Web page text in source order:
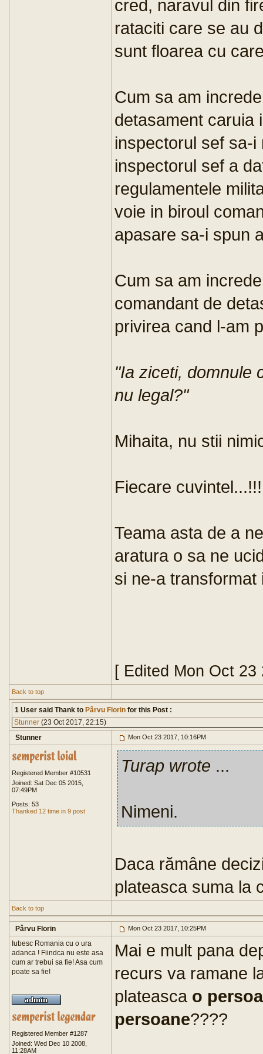
cred, naravul din
rataciti care se au
sunt floarea cu
Cum sa am
detasament caruia
inspectorul sef sa-
inspectorul sef a
regulamentele
voie in biroul
apasare sa-i spun
Cum sa am
comandant de
privirea cand l-am
"Ia ziceti, domnule
nu legal?"
Mihaita, nu stii
Fiecare cuvintel...!!!
Teama asta de a
aratura o sa ne
si ne-a transformat
[ Edited Mon Oct
Back to top
1 User said Thank to Pârvu Florin for this Post :
Stunner (23 Oct 2017, 22:15)
Stunner
Mon Oct 23 2017, 10:16PM
Registered Member #10531
Joined: Sat Dec 05 2015,
07:49PM
Posts: 53
Thanked 12 time in 9 post
Turap wrote ...
Nimeni.
Daca rămâne
plateasca suma la
Back to top
Pârvu Florin Mon Oct 23 2017, 10:25PM
Iubesc Romania cu o ura
adanca ! Fiindca nu este asa
cum ar trebui sa fie! Asa cum
poate sa fie!
Registered Member #1287
Joined: Wed Dec 10 2008,
11:28AM
Mai e mult pana
recurs va ramane
plateasca o
persoane????